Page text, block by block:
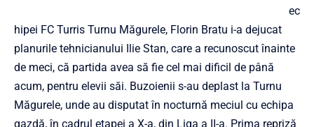
ec
hipei FC Turris Turnu Măgurele, Florin Bratu i-a dejucat
planurile tehnicianului Ilie Stan, care a recunoscut înainte
de meci, că partida avea să fie cel mai dificil de până
acum, pentru elevii săi. Buzoienii s-au deplast la Turnu
Măgurele, unde au disputat în nocturnă meciul cu echipa
gazdă, în cadrul etapei a X-a, din Liga a II-a. Prima repriză